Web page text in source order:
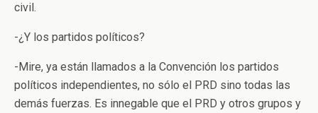
civil.
-¿Y los partidos políticos?
-Mire, ya están llamados a la Convención los partidos
políticos independientes, no sólo el PRD sino todas las
demás fuerzas. Es innegable que el PRD y otros grupos y